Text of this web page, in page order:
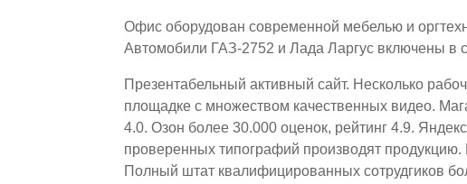
Офис оборудован современной мебелью и
Автомобили ГАЗ-2752 и Лада Ларгус включены в
Презентабельный активный сайт. Несколько
площадке с множеством качественных видео.
4.0. Озон более 30.000 оценок, рейтинг 4.9.
проверенных типографий производят
Полный штат квалифицированных сотрудгиков